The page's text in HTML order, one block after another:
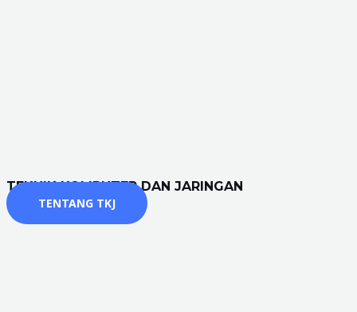
TEKNIK KOMPUTER DAN JARINGAN
TENTANG TKJ